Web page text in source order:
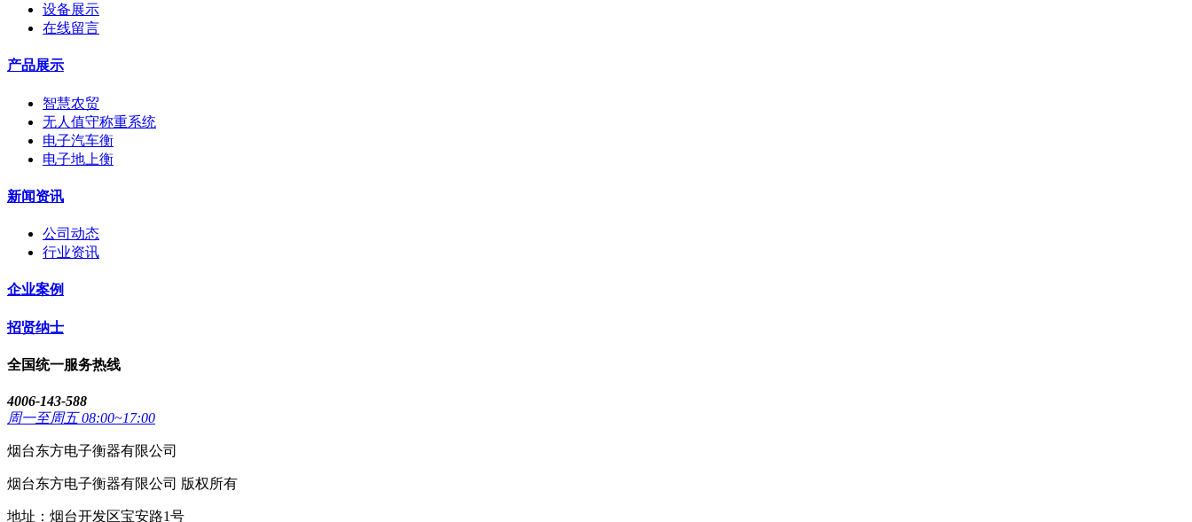
设备展示
在线留言
产品展示
智慧农贸
无人值守称重系统
电子汽车衡
电子地上衡
新闻资讯
公司动态
行业资讯
企业案例
招贤纳士
全国统一服务热线
4006-143-588
周一至周五 08:00~17:00
烟台东方电子衡器有限公司
烟台东方电子衡器有限公司 版权所有
地址：烟台开发区宝安路1号